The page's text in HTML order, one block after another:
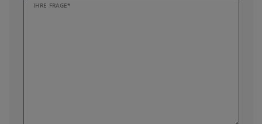
IHRE FRAGE*